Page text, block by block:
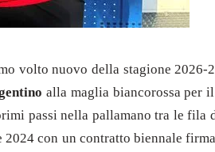
volto nuovo della stagione
alla maglia biancorossa per
passi nella pallamano tra le fila
con un contratto biennale